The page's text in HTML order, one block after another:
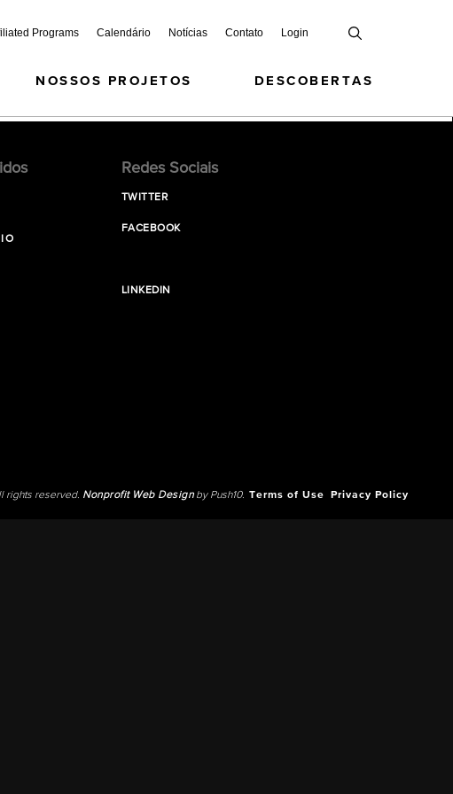
Programs Calendário Notícias Contato Login
NOSSOS PROJETOS DESCOBERTAS
Redes Sociais
TWITTER
FACEBOOK
LINKEDIN
rights reserved. Nonprofit Web Designby Push10. Terms of Use Privacy Policy